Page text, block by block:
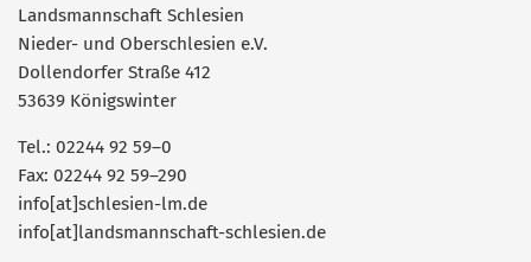
Landsmannschaft Schlesien
Nieder- und Oberschlesien e.V.
Dollendorfer Straße 412
53639 Königswinter
Tel.: 02244 92 59–0
Fax: 02244 92 59–290
info[at]schlesien-lm.de
info[at]landsmannschaft-schlesien.de